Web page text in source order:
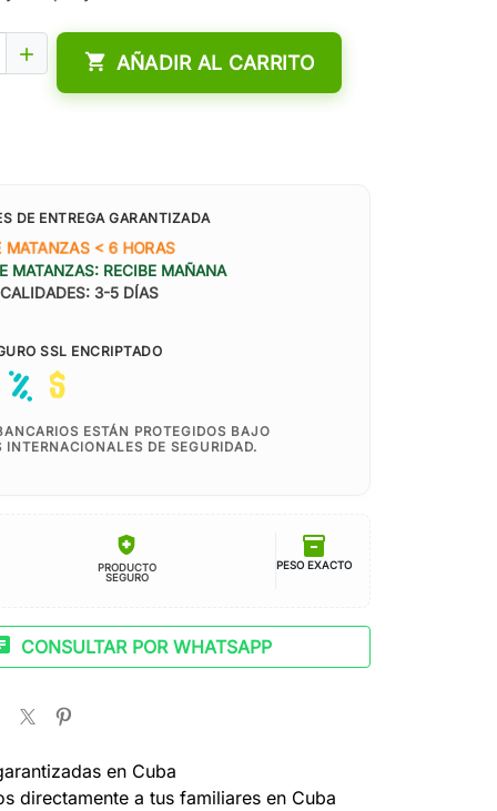
  AÑADIR AL CARRITO
DE ENTREGA GARANTIZADA
MATANZAS < 6 HORAS
MATANZAS: RECIBE MAÑANA
3-5 DÍAS
SSL ENCRIPTADO
ESTÁN PROTEGIDOS BAJO
INTERNACIONALES DE SEGURIDAD.
health_and_safety
PRODUCTO
SEGURO
inventory_2
PESO EXACTO
CONSULTAR POR WHATSAPP
en Cuba
directamente a tus familiares en Cuba